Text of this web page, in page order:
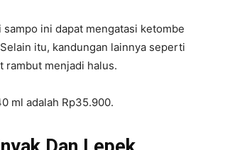
ini dapat mengatasi ketombe
itu, kandungan lainnya seperti
rambut menjadi halus.
ml adalah Rp35.900.